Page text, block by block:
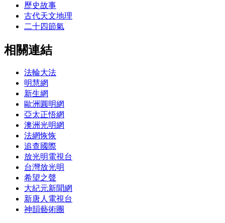
歷史故事
古代天文地理
二十四節氣
相關連結
法輪大法
明慧網
新生網
歐洲圓明網
亞太正悟網
澳洲光明網
法網恢恢
追查國際
放光明電視台
台灣放光明
希望之聲
大紀元新聞網
新唐人電視台
神韻藝術團